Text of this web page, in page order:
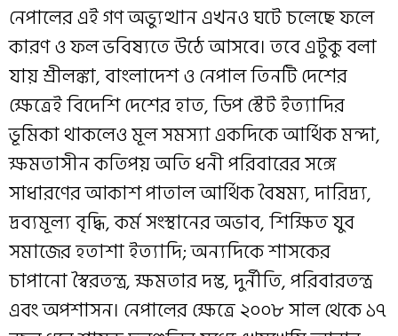
নেপালের এই গণ অভ্যুত্থান এখনও ঘটে চলেছে ফলে
কারণ ও ফল ভবিষ্যতে উঠে আসবে। তবে এটুকু বলা
যায় শ্রীলঙ্কা, বাংলাদেশ ও নেপাল তিনটি দেশের
ক্ষেত্রেই বিদেশি দেশের হাত, ডিপ স্টেট ইত্যাদির
ভূমিকা থাকলেও মূল সমস্যা একদিকে আর্থিক মন্দা,
ক্ষমতাসীন কতিপয় অতি ধনী পরিবারের সঙ্গে
সাধারণের আকাশ পাতাল আর্থিক বৈষম্য, দারিদ্র্য,
দ্রব্যমূল্য বৃদ্ধি, কর্ম সংস্থানের অভাব, শিক্ষিত যুব
সমাজের হতাশা ইত্যাদি; অন্যদিকে শাসকের
চাপানো স্বৈরতন্ত্র, ক্ষমতার দম্ভ, দুর্নীতি, পরিবারতন্ত্র
এবং অপশাসন। নেপালের ক্ষেত্রে ২০০৮ সাল থেকে ১৭